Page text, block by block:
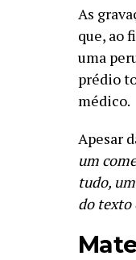
As
que, ao
uma
prédio
médico.
Apesar
um
tudo,
do texto